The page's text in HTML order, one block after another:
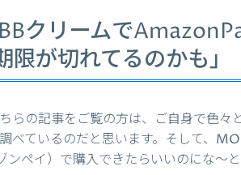
クリームで
限が切れてるのかも」
らの記事をご覧の方は、ご自身で色
べているのだと思います。そして、
ペイ）で購入できたらいいのにな～